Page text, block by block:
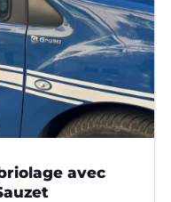
avec